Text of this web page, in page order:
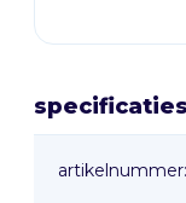
specificaties
artikelnummer: